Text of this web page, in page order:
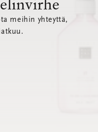
meihin yhteyttä,